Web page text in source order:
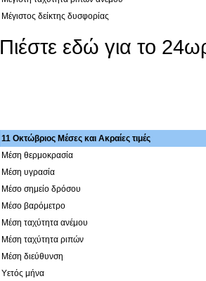
Μέγιστος δείκτης δυσφορίας
Πιέστε εδώ για το
11 Οκτώβριος Μέσες και Ακραίες τιμές
Μέση θερμοκρασία
Μέση υγρασία
Μέσο σημείο δρόσου
Μέσο βαρόμετρο
Μέση ταχύτητα ανέμου
Μέση ταχύτητα ριπών
Μέση διεύθυνση
Υετός μήνα